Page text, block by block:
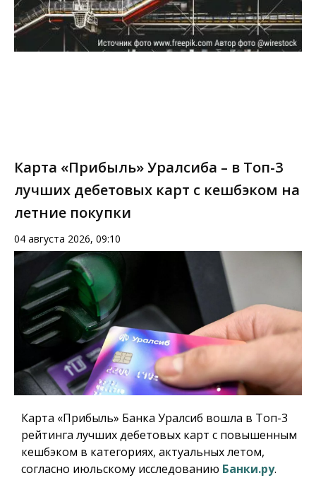
Карта «Прибыль» Уралсиба – в Топ-3
лучших дебетовых карт с кешбэком на
летние покупки
04 августа 2026, 09:10
Карта «Прибыль» Банка Уралсиб вошла в Топ-3
рейтинга лучших дебетовых карт с повышенным
кешбэком в категориях, актуальных летом,
согласно июльскому исследованию Банки.ру.